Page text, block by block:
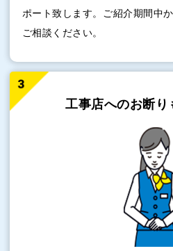
ポート致します。ご紹介期間中
ご相談ください。
工事店へのお断り